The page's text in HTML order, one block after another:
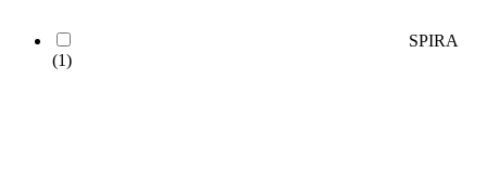
SPIRA
(1)